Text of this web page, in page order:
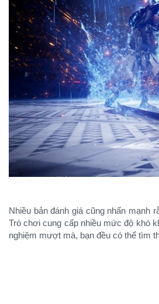
Nhiều bản đánh giá cũng nhấn mạnh
Trò chơi cung cấp nhiều mức độ khó
nghiệm mượt mà, bạn đều có thể tìm